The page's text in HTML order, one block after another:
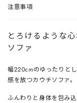
注意事項
とろけるような
ソファ
幅220cmのゆったりと
感を放つカウチソファ。
ふんわりと身体を包み